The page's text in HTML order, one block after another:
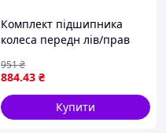
Комплект підшипника
колеса передн лів/прав
BERLINGO, BX, XANTIA,
XSARA, XSARA PICASSO, ZX,
PEUGEOT 205, 205 I,
884.43 ₴
951₴
Купити